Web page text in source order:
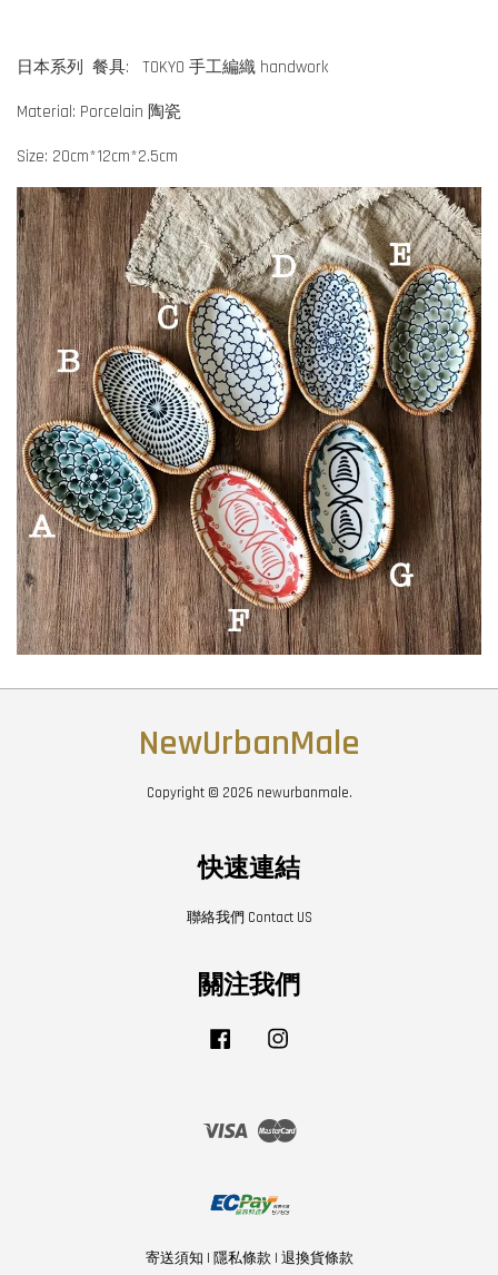
日本系列 餐具: TOKYO 手工編織 handwork
Material: Porcelain 陶瓷
Size: 20cm*12cm*2.5cm
NewUrbanMale
Copyright © 2026 newurbanmale.
快速連結
聯絡我們 Contact US
關注我們
Facebook
Visa Master
寄送須知 | 隱私條款| 退換貨條款